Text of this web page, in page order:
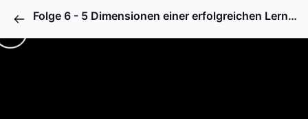
Folge 6 - 5 Dimensionen einer erfolgreichen Lernumgebung und -kultur